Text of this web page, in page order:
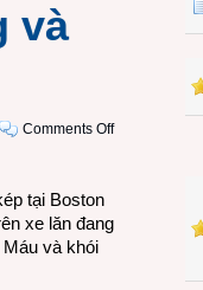
và
Comments Offon
Người
tại Boston
xe lăn đang
và khói